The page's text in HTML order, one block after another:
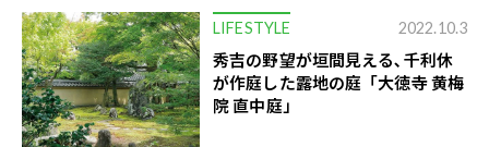
LIFESTYLE 2022.10.3
秀吉の野望が垣間見える､千利休
が作庭した露地の庭「大徳寺 黄梅
院 直中庭」